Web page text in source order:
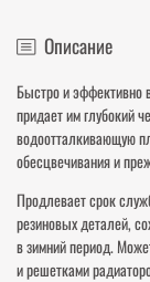
Описание
Быстро и эффективно
придает им глубокий
водоотталкивающую
обесцвечивания и
Продлевает срок
резиновых деталей,
в зимний период.
и решетками